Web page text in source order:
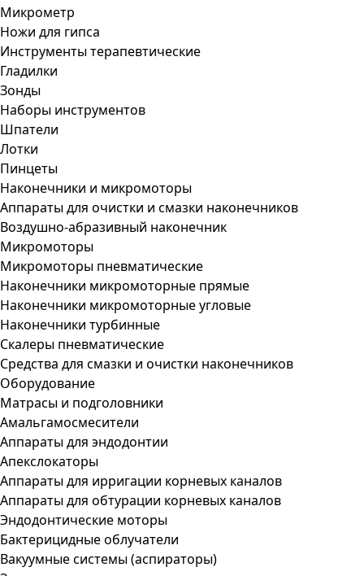
Микрометр
Ножи для гипса
Инструменты терапевтические
Гладилки
Зонды
Наборы инструментов
Шпатели
Лотки
Пинцеты
Наконечники и микромоторы
Аппараты для очистки и смазки наконечников
Воздушно-абразивный наконечник
Микромоторы
Микромоторы пневматические
Наконечники микромоторные прямые
Наконечники микромоторные угловые
Наконечники турбинные
Скалеры пневматические
Средства для смазки и очистки наконечников
Оборудование
Матрасы и подголовники
Амальгамосмесители
Аппараты для эндодонтии
Апекслокаторы
Аппараты для ирригации корневых каналов
Аппараты для обтурации корневых каналов
Эндодонтические моторы
Бактерицидные облучатели
Вакуумные системы (аспираторы)